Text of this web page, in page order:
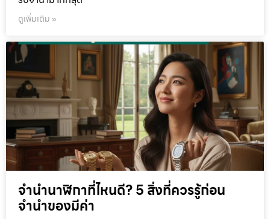
ดูเพิ่มเติม »
จำนำนาฬิกาที่ไหนดี? 5 สิ่งที่ควรรู้ก่อน
จำนำของมีค่า